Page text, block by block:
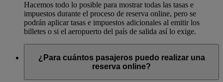
Hacemos todo lo posible para mostrar todas las tasas e
impuestos durante el proceso de reserva online, pero se
podrán aplicar tasas e impuestos adicionales al emitir los
billetes o si el aeropuerto del país de salida así lo exige.
¿Para cuántos pasajeros puedo realizar una
reserva online?